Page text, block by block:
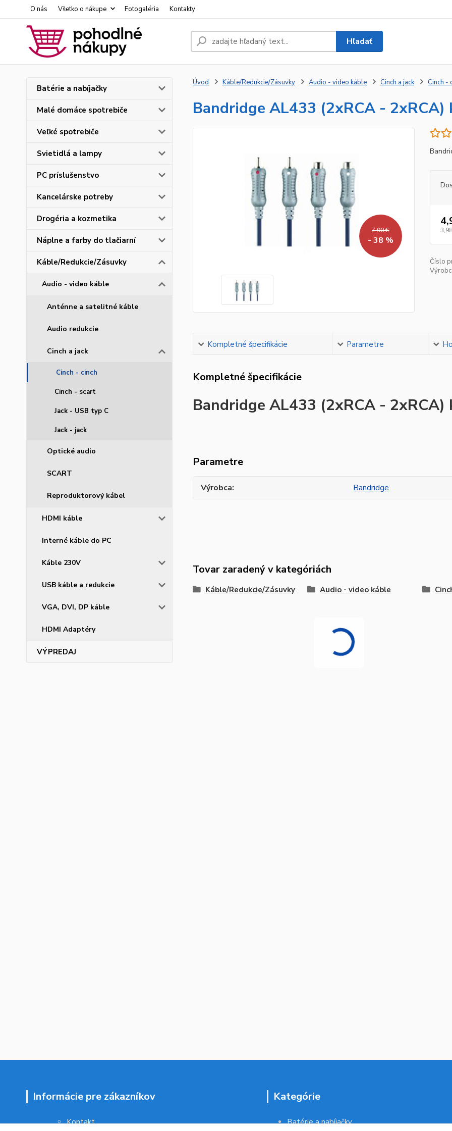
O nás Všetko o nákupe Fotogaléria Kontakty
Hľadať
Batérie a nabíjačky
Malé domáce spotrebiče
Veľké spotrebiče
Svietidlá a lampy
PC príslušenstvo
Kancelárske potreby
Drogéria a kozmetika
Náplne a farby do tlačiarní
Káble/Redukcie/Zásuvky
Audio - video káble
Anténne a satelitné káble
Audio redukcie
Cinch a jack
Cinch - cinch
Cinch - scart
Jack - USB typ C
Jack - jack
Optické audio
SCART
Reproduktorový kábel
HDMI káble
Interné káble do PC
Káble 230V
USB káble a redukcie
VGA, DVI, DP káble
HDMI Adaptéry
VÝPREDAJ
Úvod Káble/Redukcie/Zásuvky Audio - video káble Cinch a jack Cinch -
Bandridge AL433 (2xRCA - 2xRCA)
7,90 €
- 38 %
Číslo
Kompletné špecifikácie Parametre
Kompletné špecifikácie
Bandridge AL433 (2xRCA - 2xRCA)
Parametre
Výrobca Bandridge
Tovar zaradený v kategóriách
Káble/Redukcie/Zásuvky Audio - video káble
Informácie pre zákazníkov
Kontakt
Kategórie
Batérie a nabíjačky